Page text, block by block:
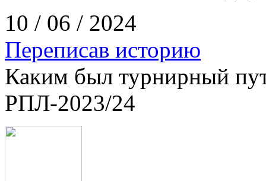
10 / 06 / 2024
Переписав историю
Каким был турнирный
РПЛ-2023/24